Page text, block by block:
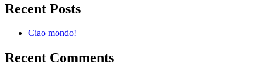
Recent Posts
Ciao mondo!
Recent Comments